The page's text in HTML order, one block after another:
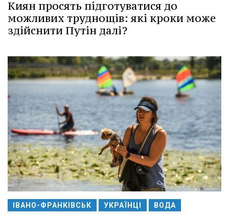
Киян просять підготуватися до
можливих труднощів: які кроки може
здійснити Путін далі?
ІВАНО-ФРАНКІВСЬК УКРАЇНЦІ ВОДА